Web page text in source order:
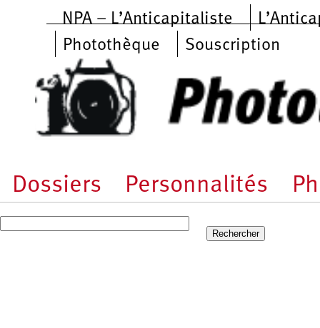
Aller au contenu principal
NPA – L’Anticapitaliste
Photothèque
Souscription
Dossiers Personnalités